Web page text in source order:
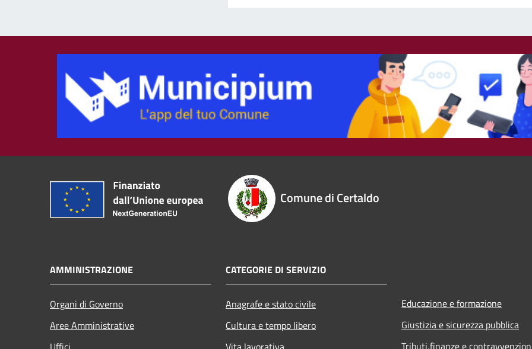
Comune di Certaldo
AMMINISTRAZIONE
Organi di Governo
Aree Amministrative
CATEGORIE DI SERVIZIO
Anagrafe e stato civile
Cultura e tempo libero
Educazione e formazione
Giustizia e sicurezza pubblica
Tributi,finanze e